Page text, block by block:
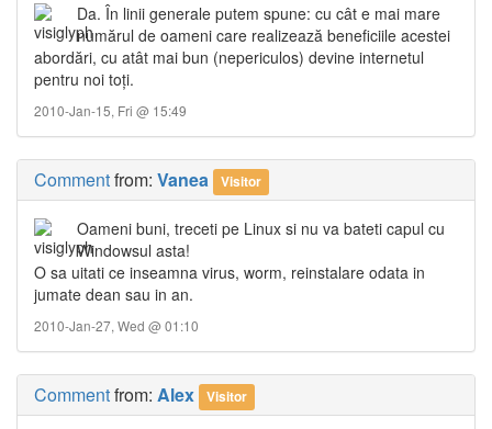
Da. În linii generale putem spune: cu cât e mai mare
numărul de oameni care realizează beneficiile acestei
abordări, cu atât mai bun (nepericulos) devine internetul
pentru noi toţi.
2010-Jan-15, Fri @ 15:49
Commentfrom: Vanea Visitor
Oameni buni, treceti pe Linux si nu va bateti capul cu
Windowsul asta!
O sa uitati ce inseamna virus, worm, reinstalare odata in
jumate dean sau in an.
2010-Jan-27, Wed @ 01:10
Commentfrom: Alex Visitor